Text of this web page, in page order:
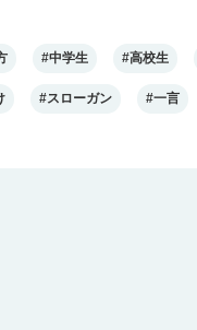
#中学生 #高校生
#スローガン #一言